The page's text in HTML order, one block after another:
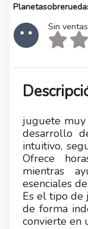
Sin ventas
juguete
desarrollo
intuitivo,
Ofrece
mientras
esenciales
Es el tipo
de forma
convierte en